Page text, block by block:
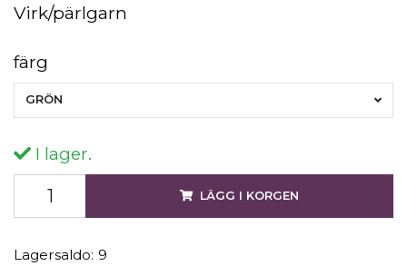
Virk/pärlgarn
färg
GRÖN
I lager.
LÄGG I KORGEN
Lagersaldo: 9